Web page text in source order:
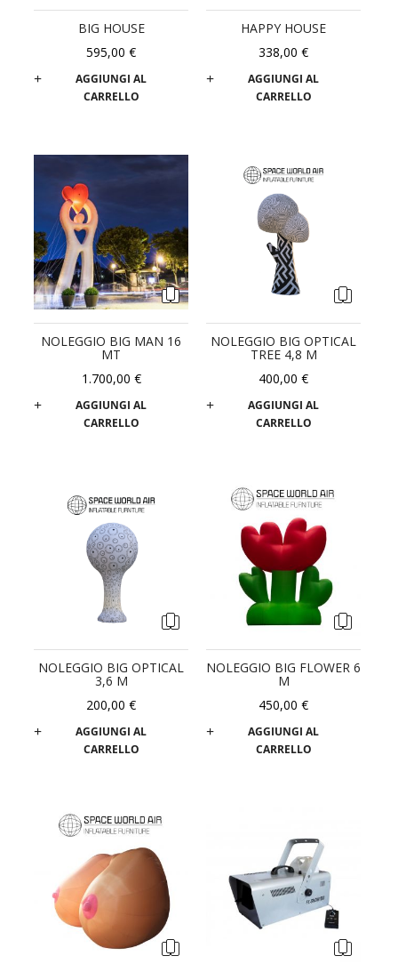
BIG HOUSE
595,00 €
AGGIUNGI AL
CARRELLO
HAPPY HOUSE
338,00 €
AGGIUNGI AL
CARRELLO
NOLEGGIO BIG MAN 16
MT
1.700,00 €
AGGIUNGI AL
CARRELLO
NOLEGGIO BIG OPTICAL
TREE 4,8 M
400,00 €
AGGIUNGI AL
CARRELLO
NOLEGGIO BIG OPTICAL
3,6 M
200,00 €
AGGIUNGI AL
CARRELLO
NOLEGGIO BIG FLOWER 6
M
450,00 €
AGGIUNGI AL
CARRELLO